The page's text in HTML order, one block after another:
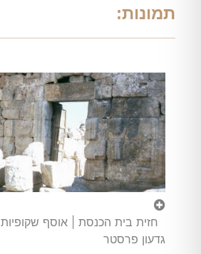
תמונות:
חזית בית הכנסת | אוסף שקופיות
גדעון פרסטר